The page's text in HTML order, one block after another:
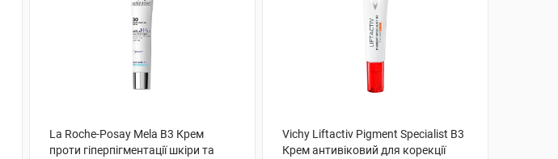
La Roche-Posay Mela B3 Крем
проти гіперпігментації шкіри та
Vichy Liftactiv Pigment Specialist B3
Крем антивіковий для корекції